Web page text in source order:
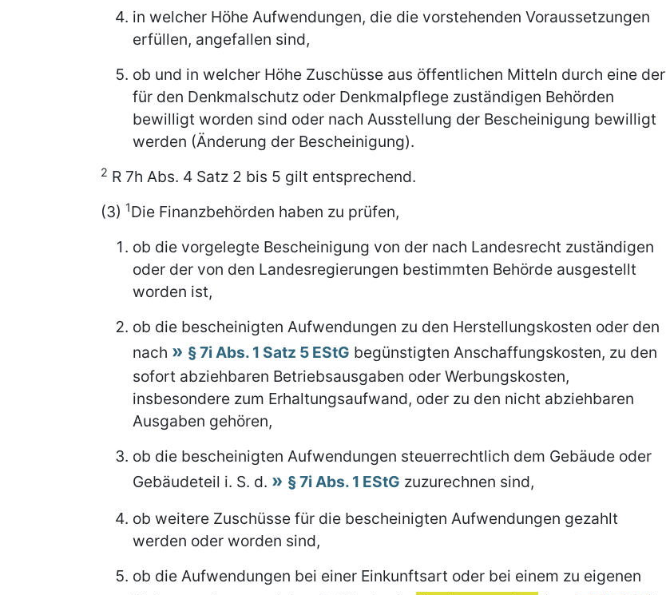
in welcher Höhe Aufwendungen, die die vorstehenden Voraussetzungen
erfüllen, angefallen sind,
ob und in welcher Höhe Zuschüsse aus öffentlichen Mitteln durch eine der
für den Denkmalschutz oder Denkmalpflege zuständigen Behörden
bewilligt worden sind oder nach Ausstellung der Bescheinigung bewilligt
werden (Änderung der Bescheinigung).
2 R 7h Abs. 4 Satz 2 bis 5 gilt entsprechend.
(3) 1Die Finanzbehörden haben zu prüfen,
ob die vorgelegte Bescheinigung von der nach Landesrecht zuständigen
oder der von den Landesregierungen bestimmten Behörde ausgestellt
worden ist,
ob die bescheinigten Aufwendungen zu den Herstellungskosten oder den
nach
§ 7i Abs. 1 Satz 5 EStG begünstigten Anschaffungskosten, zu den
sofort abziehbaren Betriebsausgaben oder Werbungskosten,
insbesondere zum Erhaltungsaufwand, oder zu den nicht abziehbaren
Ausgaben gehören,
ob die bescheinigten Aufwendungen steuerrechtlich dem Gebäude oder
Gebäudeteil i. S. d.
§ 7i Abs. 1 EStG zuzurechnen sind,
ob weitere Zuschüsse für die bescheinigten Aufwendungen gezahlt
werden oder worden sind,
ob die Aufwendungen bei einer Einkunftsart oder bei einem zu eigenen